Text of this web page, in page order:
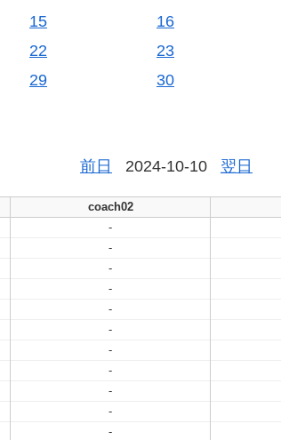
15 16
22 23
29 30
前日 2024-10-10 翌日
coach02
-
-
-
-
-
-
-
-
-
-
-